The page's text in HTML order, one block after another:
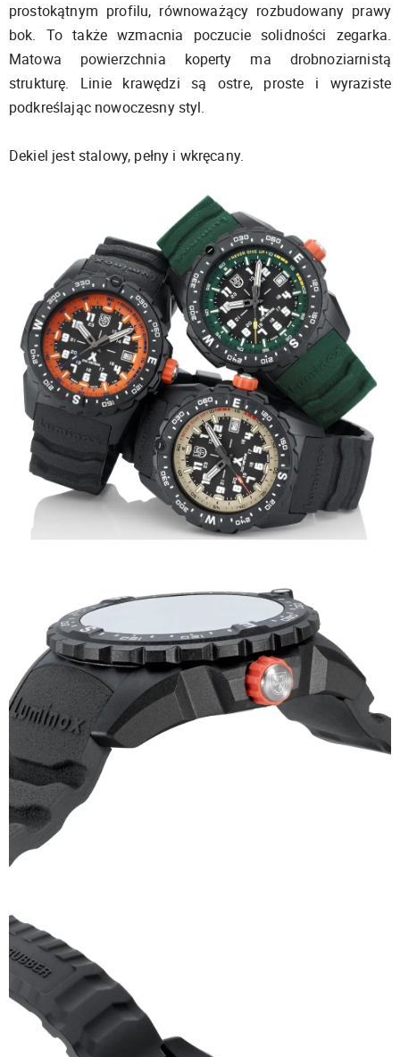
prostokątnym profilu, równoważący rozbudowany prawy
bok. To także wzmacnia poczucie solidności zegarka.
Matowa powierzchnia koperty ma drobnoziarnistą
strukturę. Linie krawędzi są ostre, proste i wyraziste
podkreślając nowoczesny styl.
Dekiel jest stalowy, pełny i wkręcany.